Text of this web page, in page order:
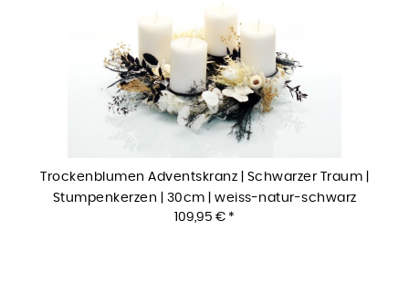
Trockenblumen Adventskranz | Schwarzer Traum |
Stumpenkerzen | 30cm | weiss-natur-schwarz
109,95 € *